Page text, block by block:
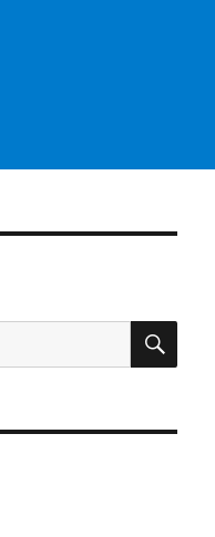
搜